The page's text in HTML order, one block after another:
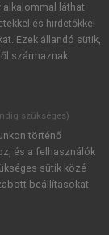
a szotar.netés a
alkalommal láthat
és hirdetőkkel
Ezek állandó sütik,
származnak.
szükséges)
történő
és a felhasználók
sütik közé
beállításokat